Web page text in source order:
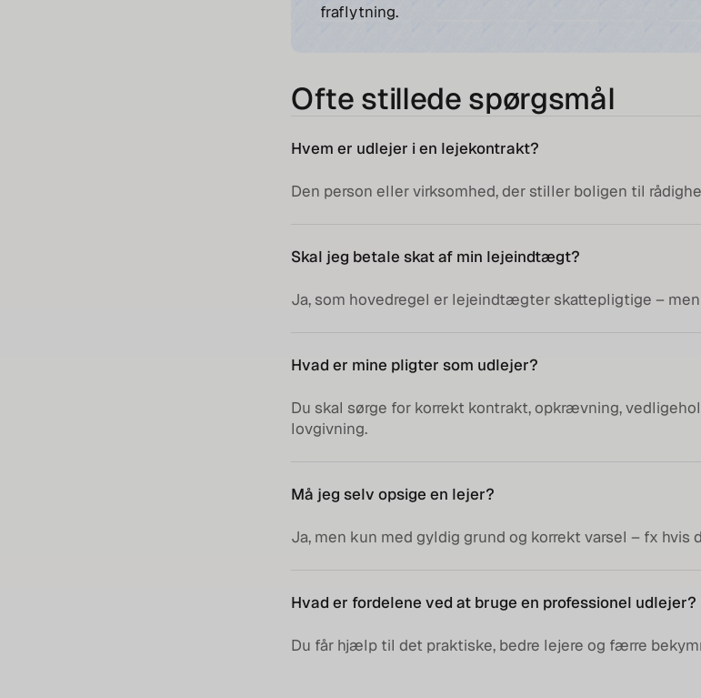
fraflytning.
Ofte stillede spørgsmål
Hvem er udlejer i en lejekontrakt?
Den person eller virksomhed, der stiller boligen til
Skal jeg betale skat af min lejeindtægt?
Ja, som hovedregel er lejeindtægter skattepligtige –
Hvad er mine pligter som udlejer?
Du skal sørge for korrekt kontrakt, opkrævning,
lovgivning.
Må jeg selv opsige en lejer?
Ja, men kun med gyldig grund og korrekt varsel – fx hvis
Hvad er fordelene ved at bruge en professionel udlejer?
Du får hjælp til det praktiske, bedre lejere og færre